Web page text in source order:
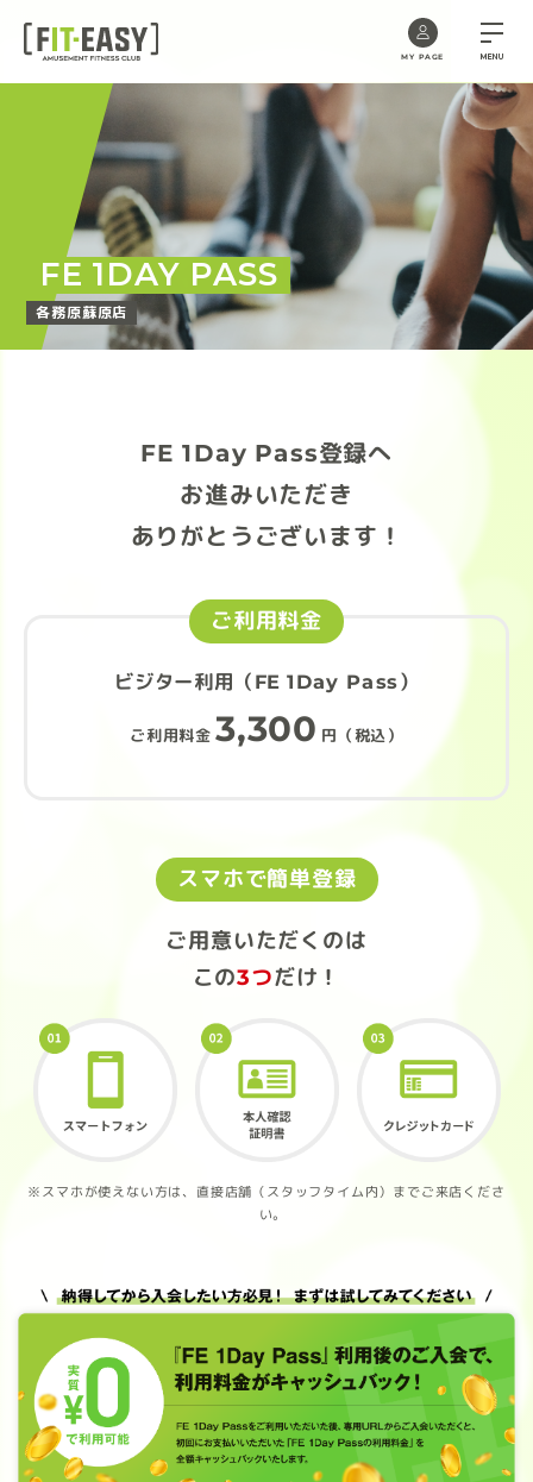
content
MY PAGE MENU
FE 1DAY PASS
各務原蘇原店
FE 1Day Pass登録へ
お進みいただき
ありがとうございます！
ご利用料金
ビジター利用（FE 1Day Pass）
ご利用料金 3,300 円（税込）
スマホで簡単登録
ご用意いただくのは
この3つだけ！
※スマホが使えない方は、直接店舗（スタッフタイム内）までご来店くださ
い。